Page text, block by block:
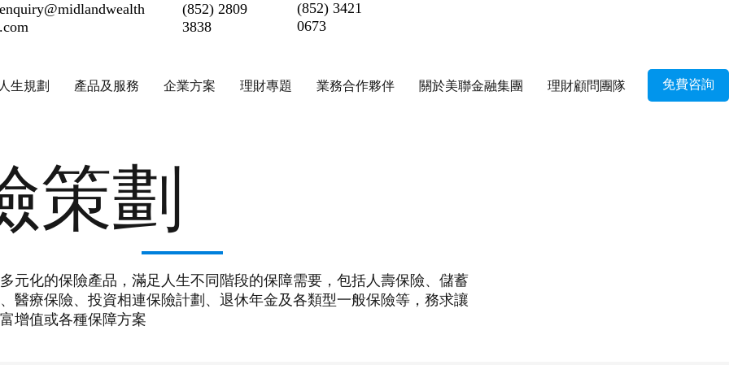
免費咨詢
生規劃 產品及服務 企業方案 理財專題 業務合作夥伴 關於美聯金融集團 理財顧問團隊
(852) 3421
0673
(852) 2809
3838
策劃
元化的保險產品，滿足人生不同階段的保障需要，包括人壽保險、儲蓄
醫療保險、投資相連保險計劃、退休年金及各類型一般保險等，務求讓
增值或各種保障方案